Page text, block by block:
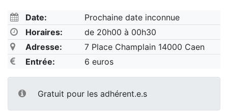
Date:
Prochaine date inconnue
Horaires:
de 20h00 à 00h30
Adresse:
7 Place Champlain 14000 Caen
Entrée:
6 euros
Gratuit pour les adhérent.e.s